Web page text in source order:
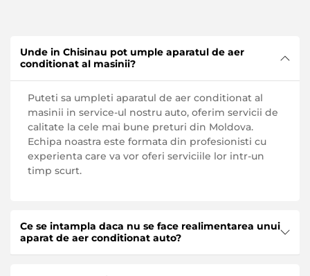
Unde in Chisinau pot umple aparatul de aer
conditionat al masinii?
Puteti sa umpleti aparatul de aer conditionat al
masinii in service-ul nostru auto, oferim servicii de
calitate la cele mai bune preturi din Moldova.
Echipa noastra este formata din profesionisti cu
experienta care va vor oferi serviciile lor intr-un
timp scurt.
Ce se intampla daca nu se face realimentarea unui
aparat de aer conditionat auto?